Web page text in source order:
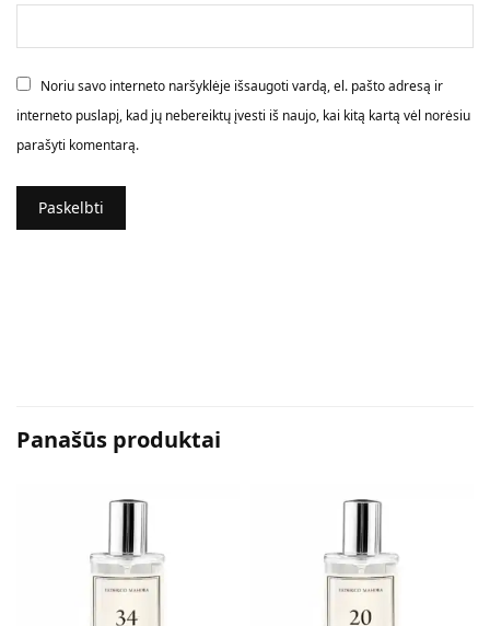
Noriu savo interneto naršyklėje išsaugoti vardą, el. pašto adresą ir
interneto puslapį, kad jų nebereiktų įvesti iš naujo, kai kitą kartą vėl norėsiu
parašyti komentarą.
Panašūs produktai